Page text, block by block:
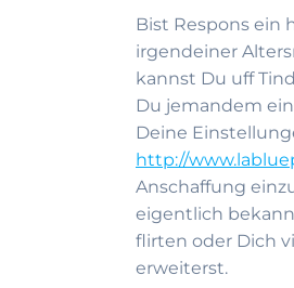
Bist Respons ein
irgendeiner
kannst Du uff
Du jemandem
Deine
http://
Anschaffung
eigentlich
flirten oder Dich
erweiterst.